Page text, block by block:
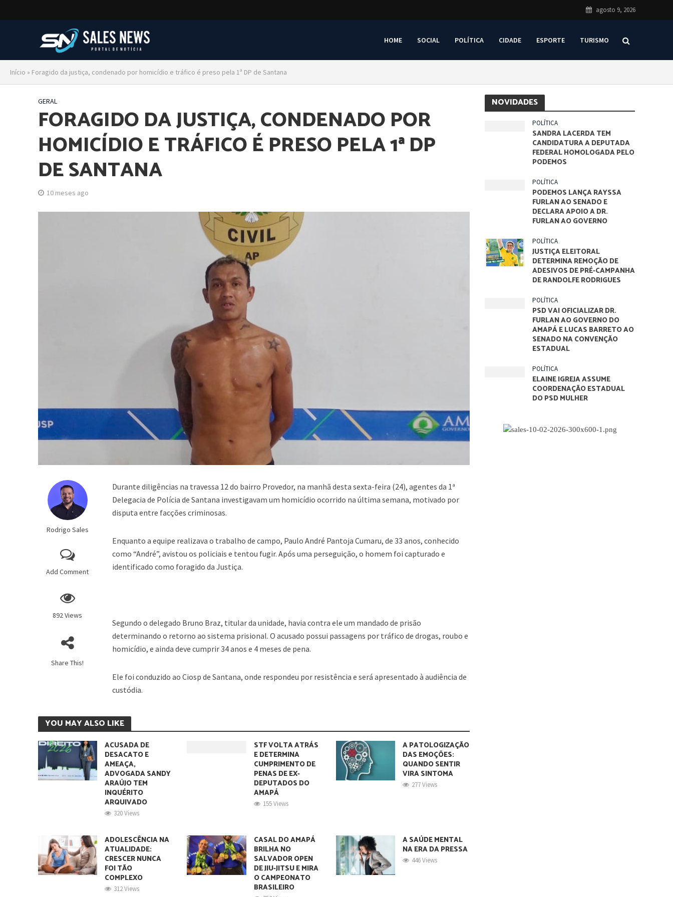
agosto 9, 2026
HOME SOCIAL POLÍTICA CIDADE ESPORTE TURISMO
Início » Foragido da justiça, condenado por homicídio e tráfico é preso pela 1ª DP de Santana
GERAL
FORAGIDO DA JUSTIÇA, CONDENADO POR
HOMICÍDIO E TRÁFICO É PRESO PELA 1ª DP
DE SANTANA
10 meses ago
Rodrigo Sales
Add Comment
892 Views
Share This!
Durante diligências na travessa 12 do bairro Provedor, na manhã desta sexta-feira (24), agentes da 1ª
Delegacia de Polícia de Santana investigavam um homicídio ocorrido na última semana, motivado por
disputa entre facções criminosas.
Enquanto a equipe realizava o trabalho de campo, Paulo André Pantoja Cumaru, de 33 anos, conhecido
como “André”, avistou os policiais e tentou fugir. Após uma perseguição, o homem foi capturado e
identificado como foragido da Justiça.
Segundo o delegado Bruno Braz, titular da unidade, havia contra ele um mandado de prisão
determinando o retorno ao sistema prisional. O acusado possui passagens por tráfico de drogas, roubo e
homicídio, e ainda deve cumprir 34 anos e 4 meses de pena.
Ele foi conduzido ao Ciosp de Santana, onde respondeu por resistência e será apresentado à audiência de
custódia.
YOU MAY ALSO LIKE
ACUSADA DE
DESACATO E
AMEAÇA,
ADVOGADA SANDY
ARAÚJO TEM
INQUÉRITO
ARQUIVADO
320 Views
STF VOLTA ATRÁS
E DETERMINA
CUMPRIMENTO DE
PENAS DE EX-
DEPUTADOS DO
AMAPÁ
155 Views
A PATOLOGIZAÇÃO
DAS EMOÇÕES:
QUANDO SENTIR
VIRA SINTOMA
277 Views
ADOLESCÊNCIA NA
ATUALIDADE:
CRESCER NUNCA
FOI TÃO
COMPLEXO
312 Views
CASAL DO AMAPÁ
BRILHA NO
SALVADOR OPEN
DE JIU-JITSU E MIRA
O CAMPEONATO
BRASILEIRO
A SAÚDE MENTAL
NA ERA DA PRESSA
446 Views
NOVIDADES
POLÍTICA
SANDRA LACERDA TEM
CANDIDATURA A DEPUTADA
FEDERAL HOMOLOGADA PELO
PODEMOS
POLÍTICA
PODEMOS LANÇA RAYSSA
FURLAN AO SENADO E
DECLARA APOIO A DR.
FURLAN AO GOVERNO
POLÍTICA
JUSTIÇA ELEITORAL
DETERMINA REMOÇÃO DE
ADESIVOS DE PRÉ-CAMPANHA
DE RANDOLFE RODRIGUES
POLÍTICA
PSD VAI OFICIALIZAR DR.
FURLAN AO GOVERNO DO
AMAPÁ E LUCAS BARRETO AO
SENADO NA CONVENÇÃO
ESTADUAL
POLÍTICA
ELAINE IGREJA ASSUME
COORDENAÇÃO ESTADUAL
DO PSD MULHER